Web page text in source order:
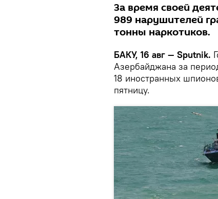
За время своей
989 нарушителей
тонны наркотиков.
БАКУ, 16 авг — Sputnik.
Азербайджана за
18 иностранных
пятницу.